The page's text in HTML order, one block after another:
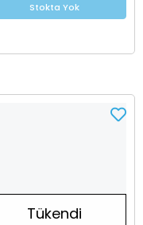
Stokta Yok
Tükendi